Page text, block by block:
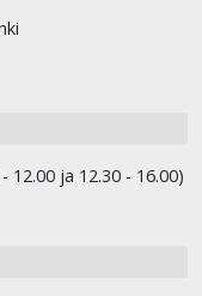
12.00 ja 12.30 - 16.00)